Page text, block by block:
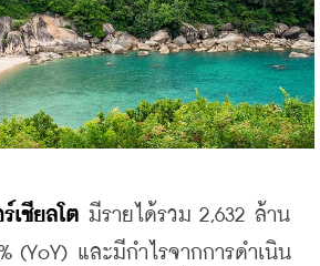
เชียลโต มีรายได้รวม 2,632 ล้าน
(YoY) และมีกำไรจากการดำเนิน